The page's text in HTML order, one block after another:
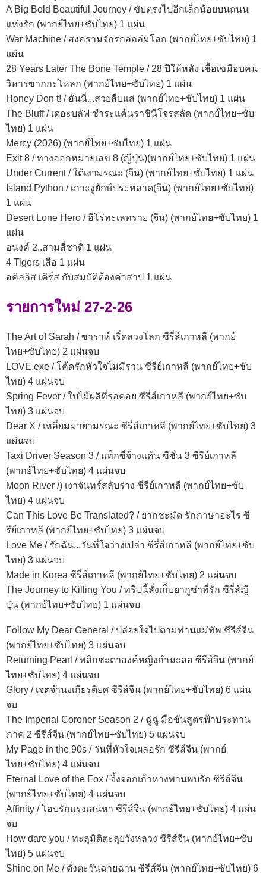
A Big Bold Beautiful Journey / ขับตรงไปอีกเล็กน้อยบนถนน
แห่งรัก (พากย์ไทย+ซับไทย) 1 แผ่น
War Machine / สงครามจักรกลถล่มโลก (พากย์ไทย+ซับไทย) 1
แผ่น
28 Years Later The Bone Temple / 28 ปีให้หลัง เชื้อเขมือบคน
วิหารซากกะโหลก (พากย์ไทย+ซับไทย) 1 แผ่น
Honey Don t! / ฮันนี่...สวยสืบแส่ (พากย์ไทย+ซับไทย) 1 แผ่น
The Bluff / เดอะบลัฟ ชำระแค้นราชินีโจรสลัด (พากย์ไทย+ซับ
ไทย) 1 แผ่น
Mercy (2026) (พากย์ไทย+ซับไทย) 1 แผ่น
Exit 8 / ทางออกหมายเลข 8 (ญีปุ่น)(พากย์ไทย+ซับไทย) 1 แผ่น
Under Current / ใต้เงามรณะ (จีน) (พากย์ไทย+ซับไทย) 1 แผ่น
Island Python / เกาะงูยักษ์ประหลาด(จีน) (พากย์ไทย+ซับไทย)
1 แผ่น
Desert Lone Hero / ฮีโร่ทะเลทราย (จีน) (พากย์ไทย+ซับไทย) 1
แผ่น
อนงค์ 2..สามสี่ชาติ 1 แผ่น
4 Tigers เสือ 1 แผ่น
อคิลลิส เคิร์ส กับสมบัติต้องคำสาป 1 แผ่น
รายการใหม่ 27-2-26
The Art of Sarah / ซาราห์ เริ่ดลวงโลก ซีรี่ส์เกาหลี (พากย์
ไทย+ซับไทย) 2 แผ่นจบ
LOVE.exe / โค้ดรักหัวใจไม่มีรวน ซีรีย์เกาหลี (พากย์ไทย+ซับ
ไทย) 4 แผ่นจบ
Spring Fever / ใบไม้ผลิที่รอคอย ซีรี่ส์เกาหลี (พากย์ไทย+ซับ
ไทย) 3 แผ่นจบ
Dear X / เหลี่ยมมายามรณะ ซีรี่ส์เกาหลี (พากย์ไทย+ซับไทย) 3
แผ่นจบ
Taxi Driver Season 3 / แท็กซี่จ้างแค้น ซีซั่น 3 ซีรีย์เกาหลี
(พากย์ไทย+ซับไทย) 4 แผ่นจบ
Moon River /) เงาจันทร์สลับร่าง ซีรีย์เกาหลี (พากย์ไทย+ซับ
ไทย) 4 แผ่นจบ
Can This Love Be Translated? / ยากชะมัด รักภาษาอะไร ซี
รีย์เกาหลี (พากย์ไทย+ซับไทย) 3 แผ่นจบ
Love Me / รักฉัน...วันที่ใจว่างเปล่า ซีรี่ส์เกาหลี (พากย์ไทย+ซับ
ไทย) 3 แผ่นจบ
Made in Korea ซีรี่ส์เกาหลี (พากย์ไทย+ซับไทย) 2 แผ่นจบ
The Journey to Killing You / ทริปนี้สั่งเก็บยากูซ่าที่รัก ซีรี่ส์ญี
ปุ่น (พากย์ไทย+ซับไทย) 1 แผ่นจบ
Follow My Dear General / ปล่อยใจไปตามท่านแม่ทัพ ซีรีส์จีน
(พากย์ไทย+ซับไทย) 3 แผ่นจบ
Returning Pearl / พลิกชะตาองค์หญิงกำมะลอ ซีรีส์จีน (พากย์
ไทย+ซับไทย) 4 แผ่นจบ
Glory / เจตจำนงเกียรติยศ ซีรีส์จีน (พากย์ไทย+ซับไทย) 6 แผ่น
จบ
The Imperial Coroner Season 2 / ฉู่ฉู่ มือชันสูตรฟ้าประทาน
ภาค 2 ซีรีส์จีน (พากย์ไทย+ซับไทย) 5 แผ่นจบ
My Page in the 90s / วันที่หัวใจเผลอรัก ซีรีส์จีน (พากย์
ไทย+ซับไทย) 4 แผ่นจบ
Eternal Love of the Fox / จิ้งจอกเก้าหางพานพบรัก ซีรีส์จีน
(พากย์ไทย+ซับไทย) 4 แผ่นจบ
Affinity / โอบรักแรงเสน่หา ซีรีส์จีน (พากย์ไทย+ซับไทย) 4 แผ่น
จบ
How dare you / ทะลุมิติตะลุยวังหลวง ซีรีส์จีน (พากย์ไทย+ซับ
ไทย) 5 แผ่นจบ
Shine on Me / ดั่งตะวันฉายฉาน ซีรีส์จีน (พากย์ไทย+ซับไทย) 6